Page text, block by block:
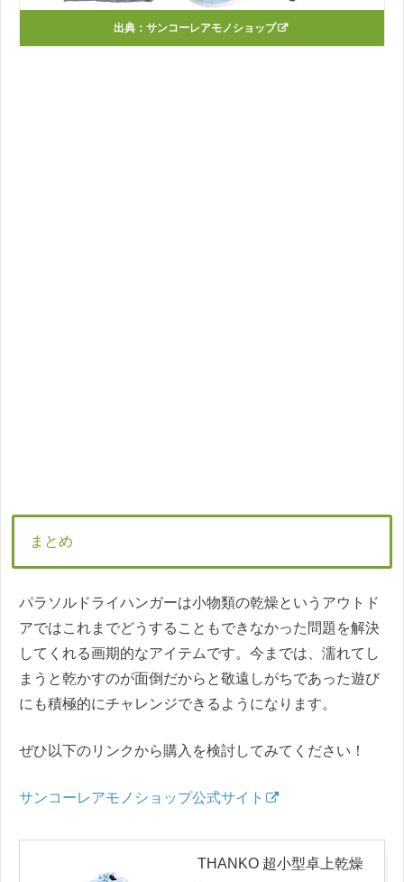
出典：サンコーレアモノショップ
まとめ
パラソルドライハンガーは小物類の乾燥というアウトド
アではこれまでどうすることもできなかった問題を解決
してくれる画期的なアイテムです。今までは、濡れてし
まうと乾かすのが面倒だからと敬遠しがちであった遊び
にも積極的にチャレンジできるようになります。
ぜひ以下のリンクから購入を検討してみてください！
サンコーレアモノショップ公式サイト
THANKO 超小型卓上乾燥